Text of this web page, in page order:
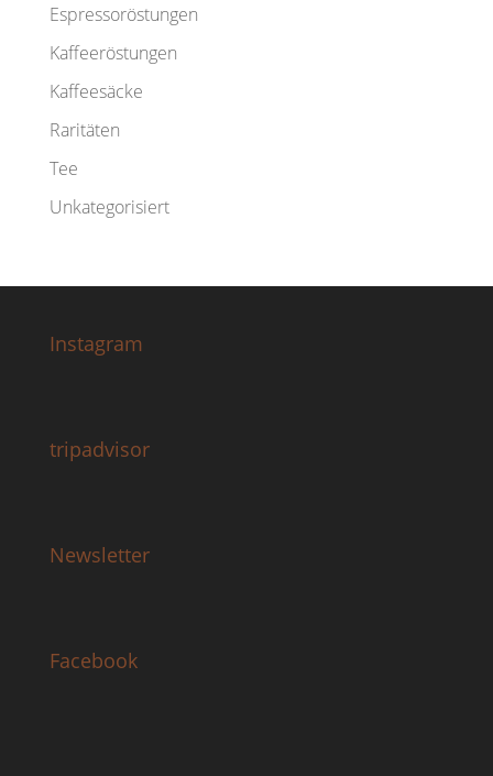
Espressoröstungen
Kaffeeröstungen
Kaffeesäcke
Raritäten
Tee
Unkategorisiert
Instagram
tripadvisor
Newsletter
Facebook